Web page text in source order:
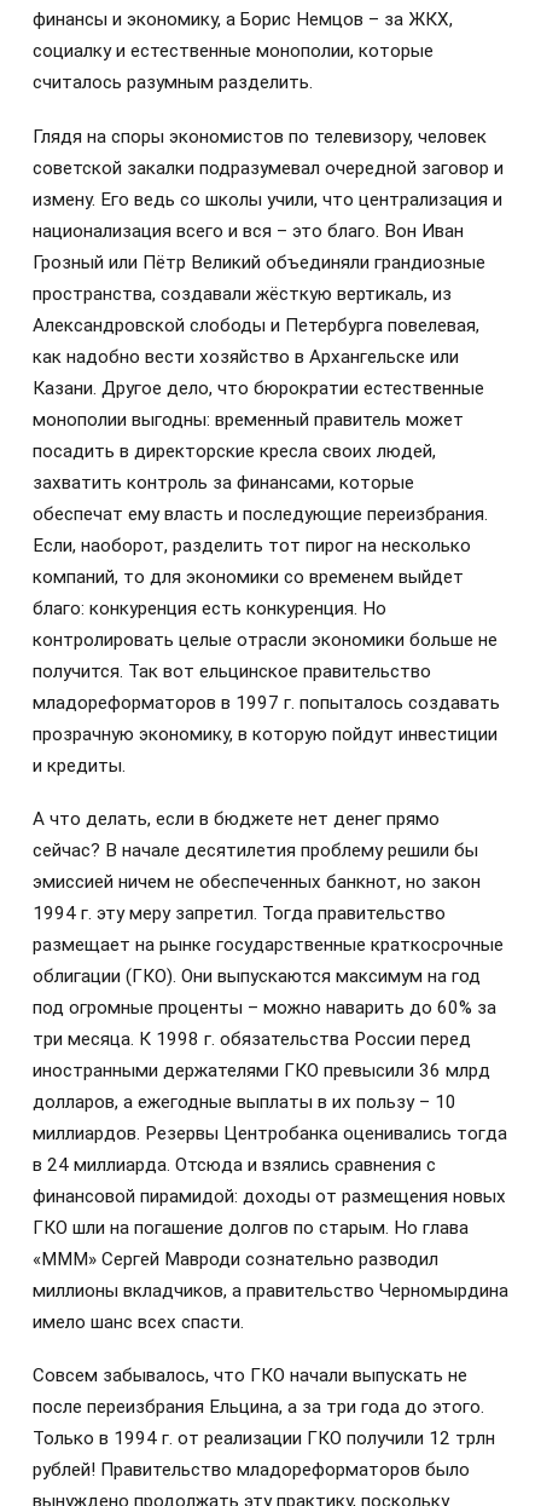
финансы и экономику, а Борис Немцов – за ЖКХ,
социалку и естественные монополии, которые
считалось разумным разделить.
Глядя на споры экономистов по телевизору, человек
советской закалки подразумевал очередной заговор и
измену. Его ведь со школы учили, что централизация и
национализация всего и вся – это благо. Вон Иван
Грозный или Пётр Великий объединяли грандиозные
пространства, создавали жёсткую вертикаль, из
Александровской слободы и Петербурга повелевая,
как надобно вести хозяйство в Архангельске или
Казани. Другое дело, что бюрократии естественные
монополии выгодны: временный правитель может
посадить в директорские кресла своих людей,
захватить контроль за финансами, которые
обеспечат ему власть и последующие переизбрания.
Если, наоборот, разделить тот пирог на несколько
компаний, то для экономики со временем выйдет
благо: конкуренция есть конкуренция. Но
контролировать целые отрасли экономики больше не
получится. Так вот ельцинское правительство
младореформаторов в 1997 г. попыталось создавать
прозрачную экономику, в которую пойдут инвестиции
и кредиты.
А что делать, если в бюджете нет денег прямо
сейчас? В начале десятилетия проблему решили бы
эмиссией ничем не обеспеченных банкнот, но закон
1994 г. эту меру запретил. Тогда правительство
размещает на рынке государственные краткосрочные
облигации (ГКО). Они выпускаются максимум на год
под огромные проценты – можно наварить до 60% за
три месяца. К 1998 г. обязательства России перед
иностранными держателями ГКО превысили 36 млрд
долларов, а ежегодные выплаты в их пользу – 10
миллиардов. Резервы Центробанка оценивались тогда
в 24 миллиарда. Отсюда и взялись сравнения с
финансовой пирамидой: доходы от размещения новых
ГКО шли на погашение долгов по старым. Но глава
«МММ» Сергей Мавроди сознательно разводил
миллионы вкладчиков, а правительство Черномырдина
имело шанс всех спасти.
Совсем забывалось, что ГКО начали выпускать не
после переизбрания Ельцина, а за три года до этого.
Только в 1994 г. от реализации ГКО получили 12 трлн
рублей! Правительство младореформаторов было
вынуждено продолжать эту практику, поскольку